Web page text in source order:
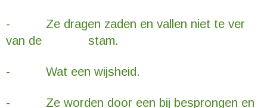
- Ze dragen zaden en vallen niet te ver
van de stam.
- Wat een wijsheid.
- Ze worden door een bij besprongen en